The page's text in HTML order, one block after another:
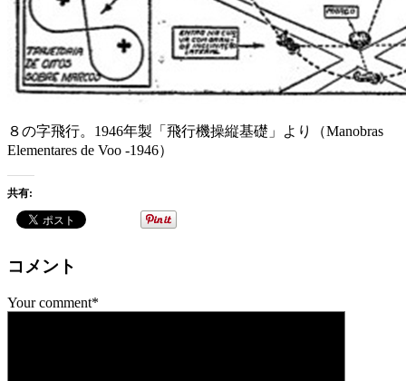
８の字飛行。1946年製「飛行機操縦基礎」より（Manobras
Elementares de Voo -1946）
共有:
コメント
Your comment*